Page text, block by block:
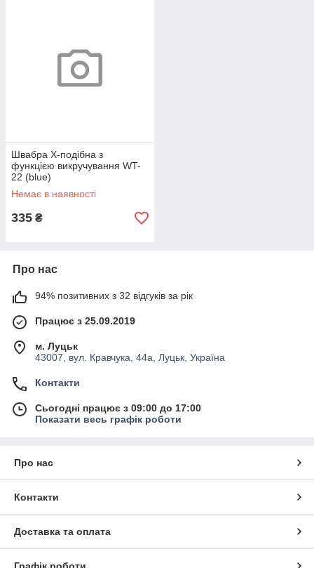
Швабра Х-подібна з
функцією викручування WT-
22 (blue)
Немає в наявності
335 ₴
Про нас
94% позитивних з 32 відгуків за рік
Працює з 25.09.2019
м. Луцьк
43007, вул. Кравчука, 44а, Луцьк, Україна
Контакти
Сьогодні працює з 09:00 до 17:00
Показати весь графік роботи
Про нас
Контакти
Доставка та оплата